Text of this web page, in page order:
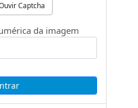
Captcha
da imagem